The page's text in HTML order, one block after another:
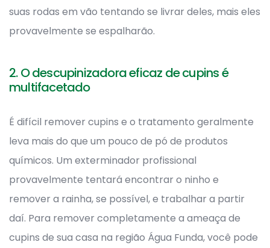
suas rodas em vão tentando se livrar deles, mais eles
provavelmente se espalharão.
2. O descupinizadora eficaz de cupins é
multifacetado
É difícil remover cupins e o tratamento geralmente
leva mais do que um pouco de pó de produtos
químicos. Um exterminador profissional
provavelmente tentará encontrar o ninho e
remover a rainha, se possível, e trabalhar a partir
daí. Para remover completamente a ameaça de
cupins de sua casa na região Água Funda, você pode